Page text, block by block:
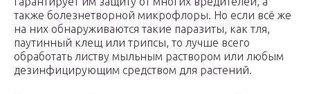
также болезнетворной микрофлоры. Но если всё же
на них обнаруживаются такие паразиты, как тля,
паутинный клещ или трипсы, то лучше всего
обработать листву мыльным раствором или любым
дезинфицирующим средством для растений.